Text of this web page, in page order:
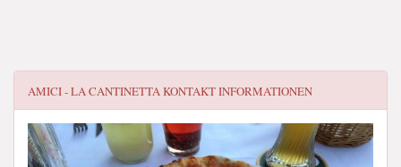
AMICI - LA CANTINETTAKONTAKT INFORMATIONEN